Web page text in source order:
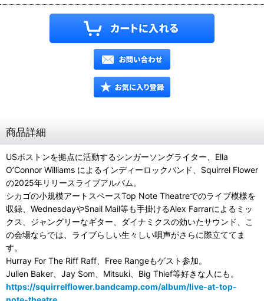
商品詳細
USボストンを拠点に活動するシンガーソングライター、Ella
O’Connor Williams によるインディーロックバンド、Squirrel Flower
の2025年リリースライブアルバム。
シカゴの小規模アートスペースTop Note Theatreでのライブ模様を
収録、WednesdayやSnail Mail等も手掛けるAlex Farrarによるミッ
クス、ジャングリーなギター、ダイナミクスの効いたサウンド、こ
の会場ならでは、ライブらしい生々しい唄声がさらに際立ててま
す。
Hurray For The Riff Raff、Free Rangeもゲスト参加。
Julien Baker、Jay Som、Mitsuki、Big Thief等好きな人にも。
https://squirrelflower.bandcamp.com/album/live-at-top-